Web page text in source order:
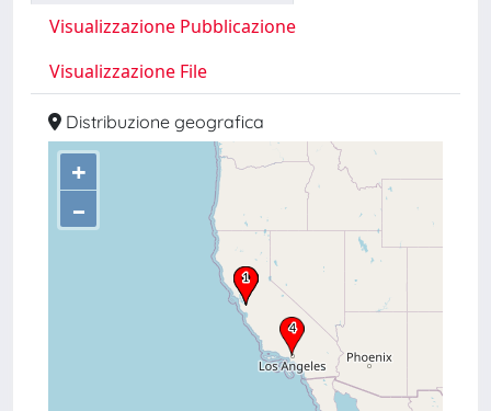
Visualizzazione Pubblicazione
Visualizzazione File
Distribuzione geografica
+
–